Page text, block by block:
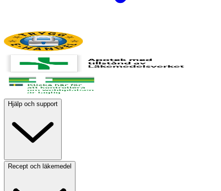
Hjälp och support
Recept och läkemedel